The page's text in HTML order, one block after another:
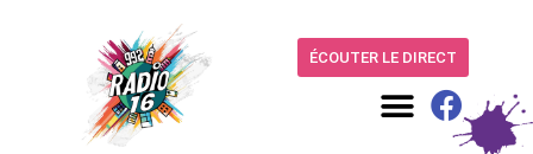
ÉCOUTER LE DIRECT